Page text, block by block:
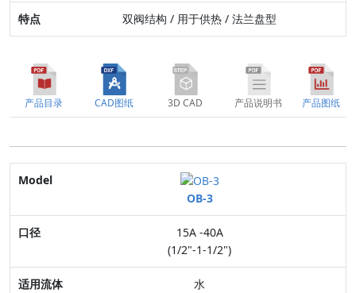
双阀结构 / 用于供热 / 法兰盘型
产品目录 CAD图纸 3D CAD 产品说明书 产品图纸
Model
口径
适用流体
最高压力
OB-3
15A -40A
(1/2"-1-1/2")
水